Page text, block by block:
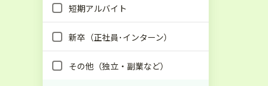
短期アルバイト
新卒（正社員･インターン）
その他（独立・副業など）